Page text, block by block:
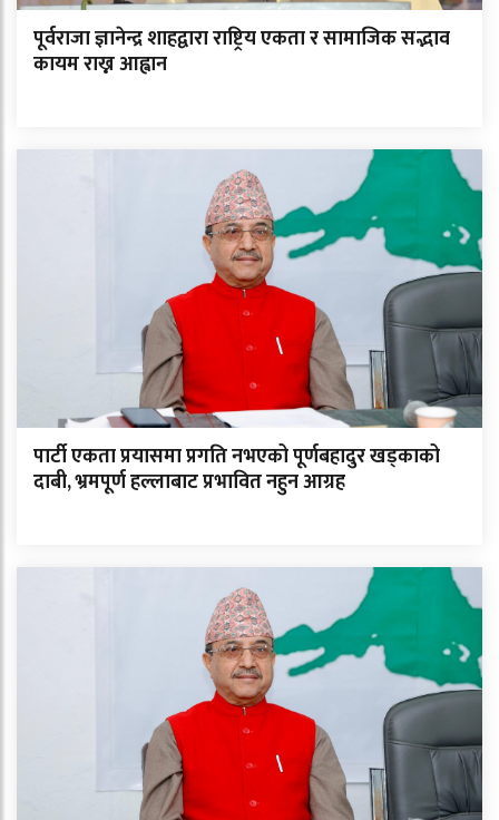
पूर्वराजा ज्ञानेन्द्र शाहद्वारा राष्ट्रिय एकता र सामाजिक सद्भाव
कायम राख्न आह्वान
पार्टी एकता प्रयासमा प्रगति नभएको पूर्णबहादुर खड्काको
दाबी, भ्रमपूर्ण हल्लाबाट प्रभावित नहुन आग्रह